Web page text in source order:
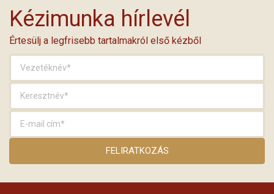
Kézimunka hírlevél
Értesülj a legfrisebb tartalmakról első kézből